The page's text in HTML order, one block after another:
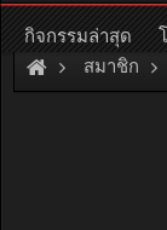
สมาชิก
กิจกรรมล่าสุด